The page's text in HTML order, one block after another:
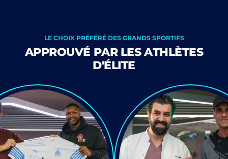
LE CHOIX PRÉFÉRÉ DES GRANDS SPORTIFS
APPROUVÉ PAR LES ATHLÈTES
D'ÉLITE